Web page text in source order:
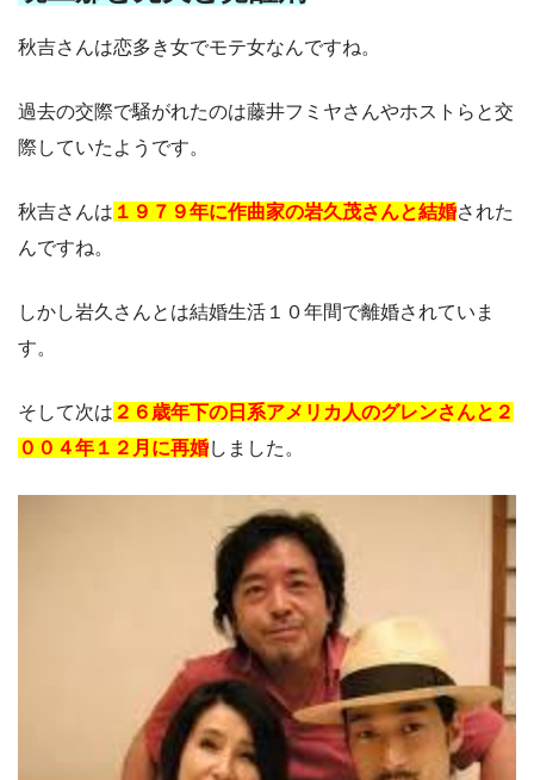
秋吉さんは恋多き女でモテ女なんですね。
過去の交際で騒がれたのは藤井フミヤさんやホストらと交
際していたようです。
秋吉さんは １９７９年に作曲家の岩久茂さんと結婚された
んですね。
しかし岩久さんとは結婚生活１０年間で離婚されていま
す。
そして次は ２６歳年下の日系アメリカ人のグレンさんと２
００４年１２月に再婚しました。